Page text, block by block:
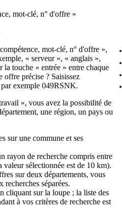
mot-clé, n° d'offre »
mot-clé, n° d'offre »,
« serveur », « anglais »,
la touche « entrée » entre chaque
offre précise ? Saisissez
exemple 049RSNK.
», vous avez la possibilité de
une région, un pays ou
sur une commune et ses
rayon de recherche compris entre
sélectionnée est de 10 km).
sur deux départements, vous
recherches séparées.
cliquant sur la loupe ; la liste des
à vos critères de recherche est